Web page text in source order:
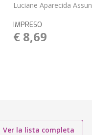
Luciane Aparecida
IMPRESO
€ 8,69
Ver la lista completa